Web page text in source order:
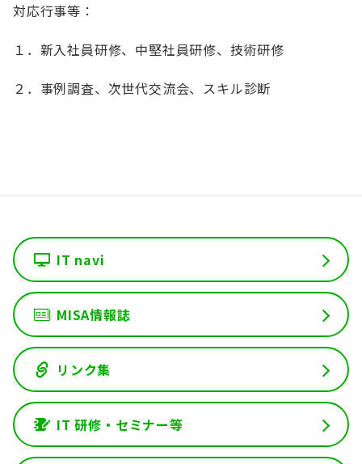
対応行事等：
１．新入社員研修、中堅社員研修、技術研修
２．事例調査、次世代交流会、スキル診断
IT navi
MISA情報誌
リンク集
IT 研修・セミナー等